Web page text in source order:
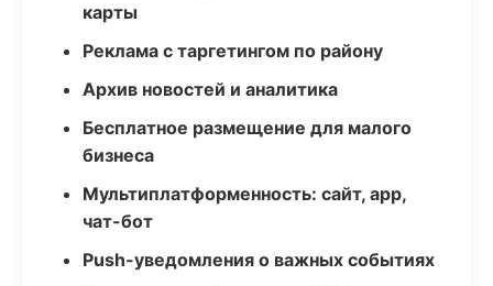
карты
Реклама с таргетингом по району
Архив новостей и аналитика
Бесплатное размещение для малого
бизнеса
Мультиплатформенность: сайт, app,
чат-бот
Push-уведомления о важных событиях